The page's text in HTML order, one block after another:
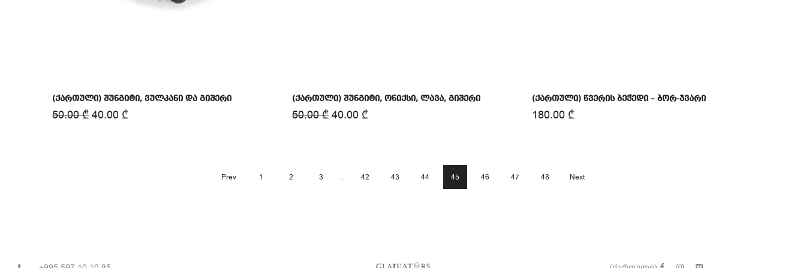
(ქართული) შუნგიტი, ვულკანი და გიშერი
50.00₾ 40.00 ₾
(ქართული) შუნგიტი, ონიქსი, ლავა, გიშერი
50.00₾ 40.00 ₾
(ქართული) წვერის ბეჭედი – ბორ-ჯვარი
180.00 ₾
Prev 1 2 3 … 42 43 44 45 46 47 48 Next